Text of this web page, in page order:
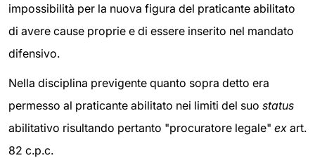
impossibilità per la nuova figura del praticante abilitato
di avere cause proprie e di essere inserito nel mandato
difensivo.
Nella disciplina previgente quanto sopra detto era
permesso al praticante abilitato nei limiti del suo status
abilitativo risultando pertanto "procuratore legale" ex art.
82 c.p.c.